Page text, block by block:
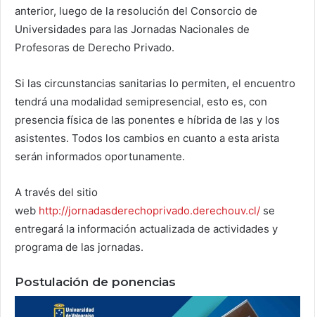
anterior, luego de la resolución del Consorcio de
Universidades para las Jornadas Nacionales de
Profesoras de Derecho Privado.
Si las circunstancias sanitarias lo permiten, el encuentro
tendrá una modalidad semipresencial, esto es, con
presencia física de las ponentes e híbrida de las y los
asistentes. Todos los cambios en cuanto a esta arista
serán informados oportunamente.
A través del sitio
web http://jornadasderechoprivado.derechouv.cl/ se
entregará la información actualizada de actividades y
programa de las jornadas.
Postulación de ponencias